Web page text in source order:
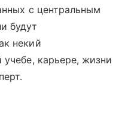
с центральным
будут
некий
учебе, карьере, жизни